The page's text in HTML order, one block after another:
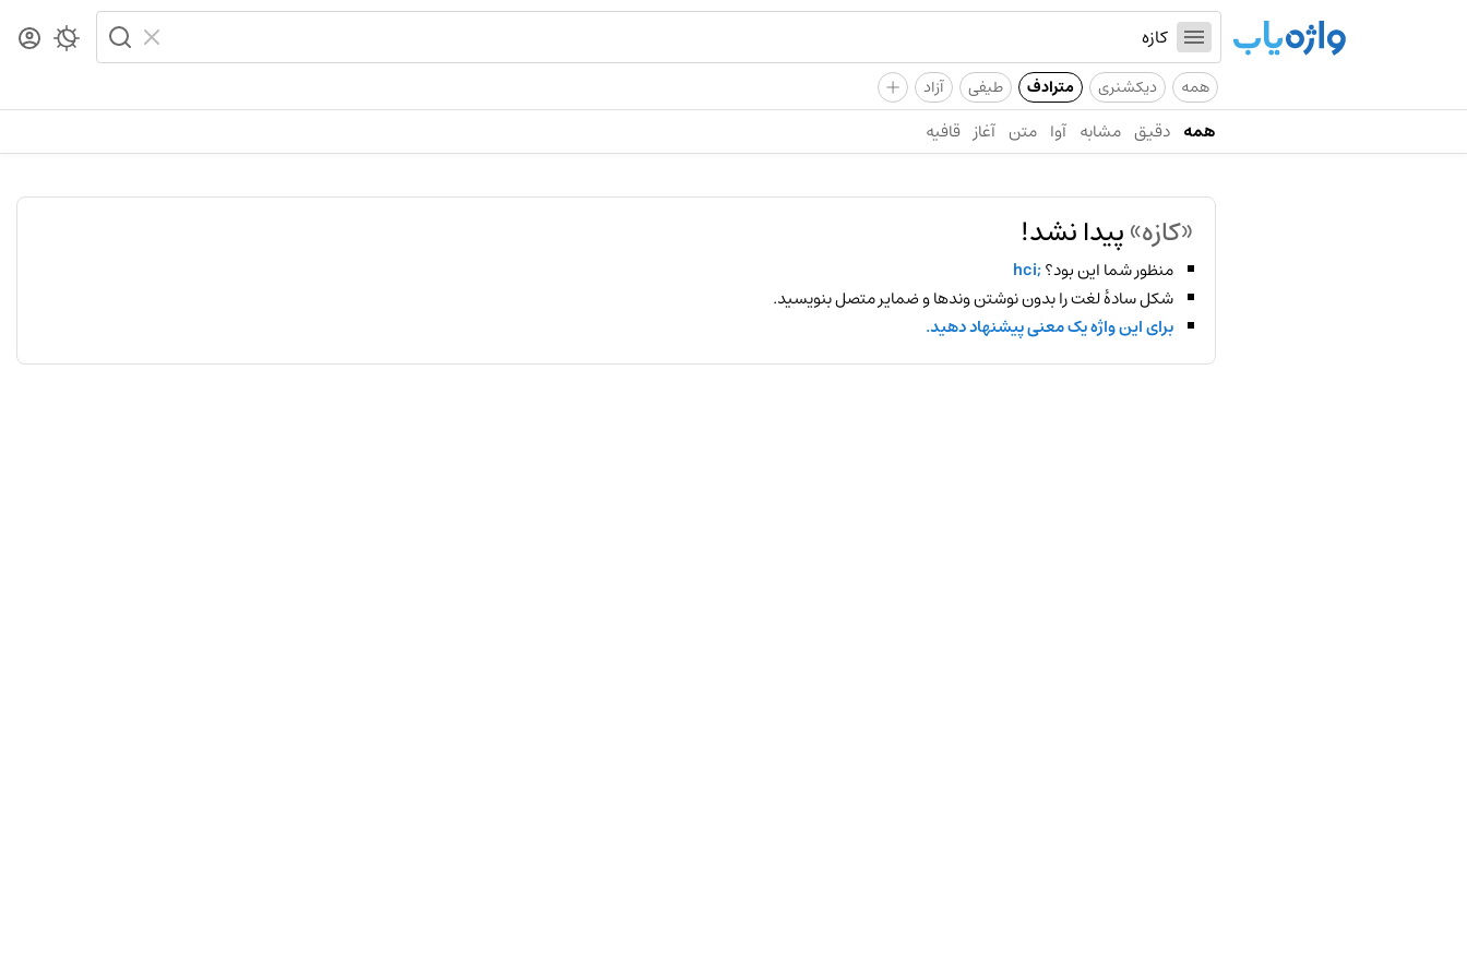
همه دیکشنری مترادف طیفی آزاد +
همه دقیق مشابه آوا متن آغاز قافیه
«کازه»پیدا نشد!
منظور شما این بود؟;hci
شکل سادهٔ لغت را بدون نوشتن وندها و ضمایر متصل بنویسید.
برای این واژه یک معنی پیشنهاد دهید.